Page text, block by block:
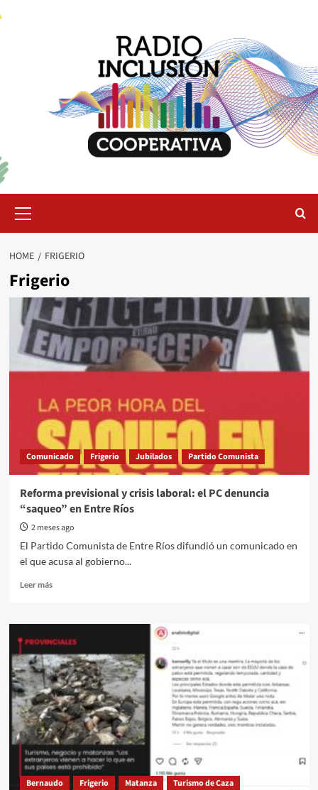
Menu
HOME FRIGERIO
Frigerio
Comunicado Frigerio Jubilados Partido Comunista
Reforma previsional y crisis laboral: el PC denuncia
“saqueo” en Entre Ríos
2 meses ago
El Partido Comunista de Entre Ríos difundió un comunicado en
el que acusa al gobierno...
Leer másRead
Reforma
previsional
crisis
laboral:
el
PC
denuncia
“saqueo”
en
Entre
Ríos
Bernaudo Frigerio Matanza Turismo de Caza